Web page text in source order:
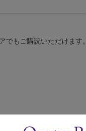
でもご購読いただけます。